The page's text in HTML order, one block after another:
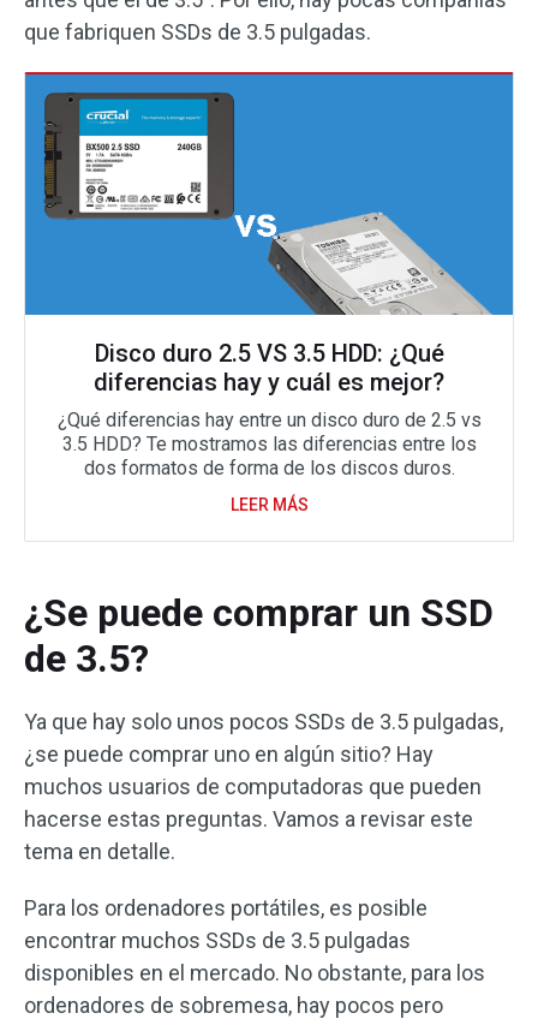
que fabriquen SSDs de 3.5 pulgadas.
Disco duro 2.5 VS 3.5 HDD: ¿Qué
diferencias hay y cuál es mejor?
¿Qué diferencias hay entre un disco duro de 2.5 vs
3.5 HDD? Te mostramos las diferencias entre los
dos formatos de forma de los discos duros.
LEER MÁS
¿Se puede comprar un SSD
de 3.5?
Ya que hay solo unos pocos SSDs de 3.5 pulgadas,
¿se puede comprar uno en algún sitio? Hay
muchos usuarios de computadoras que pueden
hacerse estas preguntas. Vamos a revisar este
tema en detalle.
Para los ordenadores portátiles, es posible
encontrar muchos SSDs de 3.5 pulgadas
disponibles en el mercado. No obstante, para los
ordenadores de sobremesa, hay pocos pero